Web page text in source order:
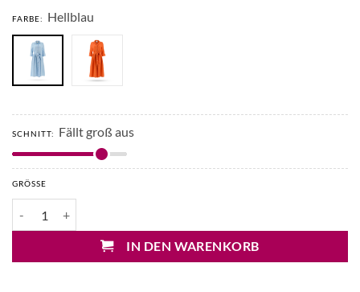
FARBE: Hellblau
SCHNITT: Fällt groß aus
GRÖSSE
IN DEN WARENKORB